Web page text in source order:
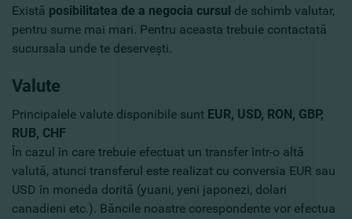
Există posibilitatea de a negocia cursul de schimb valutar,
pentru sume mai mari. Pentru aceasta trebuie contactată
sucursala unde te deserveşti.
Valute
Principalele valute disponibile sunt EUR, USD, RON, GBP,
RUB, CHF
În cazul în care trebuie efectuat un transfer într-o altă
valută, atunci transferul este realizat cu conversia EUR sau
USD în moneda dorită (yuani, yeni japonezi, dolari
canadieni etc.). Băncile noastre corespondente vor efectua